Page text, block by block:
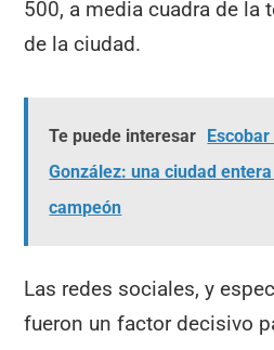
500, a media cuadra de la
de la ciudad.
Te puede interesar
González: una ciudad
campeón
Las redes sociales, y
fueron un factor decisivo